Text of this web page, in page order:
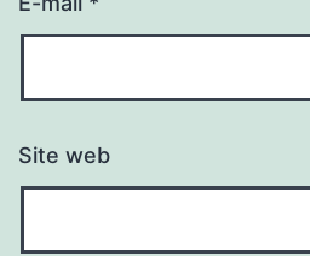
Site web